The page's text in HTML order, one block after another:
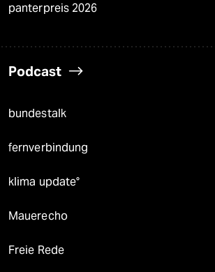
panterpreis 2026
Podcast
bundestalk
fernverbindung
klima update°
Mauerecho
Freie Rede